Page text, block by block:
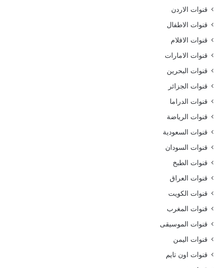
قنوات الاردن
قنوات الاطفال
قنوات الافلام
قنوات الامارات
قنوات البحرين
قنوات الجزائر
قنوات الدراما
قنوات الرياضة
قنوات السعودية
قنوات السودان
قنوات الطبخ
قنوات العراق
قنوات الكويت
قنوات المغرب
قنوات الموسيقى
قنوات اليمن
قنوات اون تايم